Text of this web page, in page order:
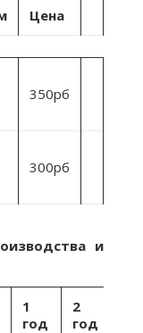
Цена
350рб
300рб
и
1
год
2
год